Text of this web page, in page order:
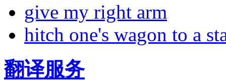
give my right arm
hitch one's wagon to a
翻译服务